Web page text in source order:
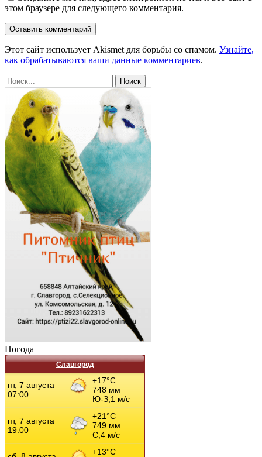
этом браузере для следующего комментария.
Этот сайт использует Akismet для борьбы со спамом. Узнайте,
как обрабатываются ваши данные комментариев.
Погода
Славгород